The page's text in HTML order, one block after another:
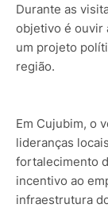
Durante as
objetivo é ouvir
um projeto
região.
Em Cujubim, o
lideranças
fortalecimento
incentivo ao
infraestrutura